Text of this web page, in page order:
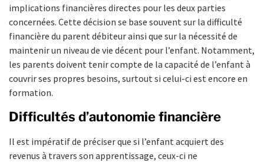
implications financières directes pour les deux parties
concernées. Cette décision se base souvent sur la difficulté
financière du parent débiteur ainsi que sur la nécessité de
maintenir un niveau de vie décent pour l’enfant. Notamment,
les parents doivent tenir compte de la capacité de l’enfant à
couvrir ses propres besoins, surtout si celui-ci est encore en
formation.
Difficultés d’autonomie financière
Il est impératif de préciser que si l’enfant acquiert des
revenus à travers son apprentissage, ceux-ci ne